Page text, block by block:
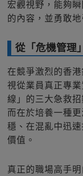
宏觀視野，能夠
的內容，並勇敢
從「危機管理
在競爭激烈的香
視從業員真正專
線」的三大急救
而在於培養一種
穩、在混亂中迅
價值。
真正的職場高手